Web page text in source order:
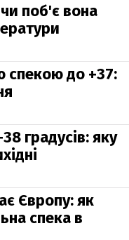
поб'є вона
спекою до +37:
градусів: яку
Європу: як
спека в